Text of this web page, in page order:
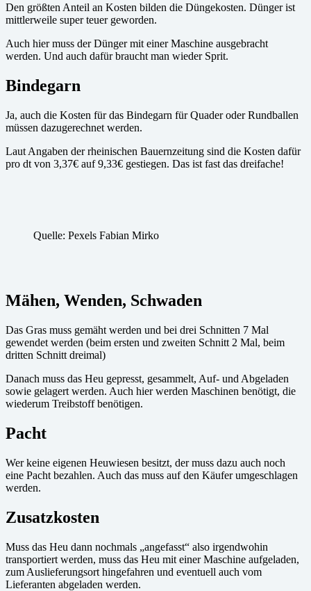
Den größten Anteil an Kosten bilden die Düngekosten. Dünger ist
mittlerweile super teuer geworden.
Auch hier muss der Dünger mit einer Maschine ausgebracht
werden. Und auch dafür braucht man wieder Sprit.
Bindegarn
Ja, auch die Kosten für das Bindegarn für Quader oder Rundballen
müssen dazugerechnet werden.
Laut Angaben der rheinischen Bauernzeitung sind die Kosten dafür
pro dt von 3,37€ auf 9,33€ gestiegen. Das ist fast das dreifache!
Quelle: Pexels Fabian Mirko
Mähen, Wenden, Schwaden
Das Gras muss gemäht werden und bei drei Schnitten 7 Mal
gewendet werden (beim ersten und zweiten Schnitt 2 Mal, beim
dritten Schnitt dreimal)
Danach muss das Heu gepresst, gesammelt, Auf- und Abgeladen
sowie gelagert werden. Auch hier werden Maschinen benötigt, die
wiederum Treibstoff benötigen.
Pacht
Wer keine eigenen Heuwiesen besitzt, der muss dazu auch noch
eine Pacht bezahlen. Auch das muss auf den Käufer umgeschlagen
werden.
Zusatzkosten
Muss das Heu dann nochmals „angefasst“ also irgendwohin
transportiert werden, muss das Heu mit einer Maschine aufgeladen,
zum Auslieferungsort hingefahren und eventuell auch vom
Lieferanten abgeladen werden.